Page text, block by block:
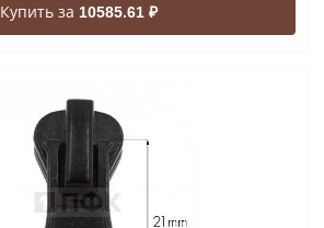
Купить за 10585.61 ₽